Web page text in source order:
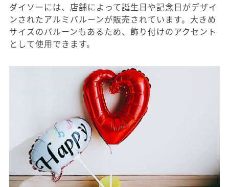
ダイソーには、店舗によって誕生日や記念日がデザイ
ンされたアルミバルーンが販売されています。大きめ
サイズのバルーンもあるため、飾り付けのアクセント
として使用できます。